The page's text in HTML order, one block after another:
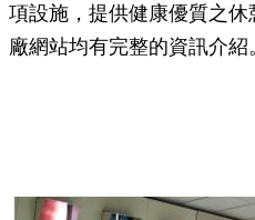
項設施，提供健康優質之
廠網站均有完整的資訊介紹